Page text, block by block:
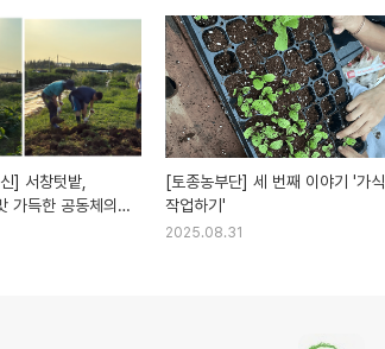
] 서창텃밭,
가득한 공동체의
다!
[토종농부단] 세 번째 이야기 '가식
작업하기'
2025.08.31